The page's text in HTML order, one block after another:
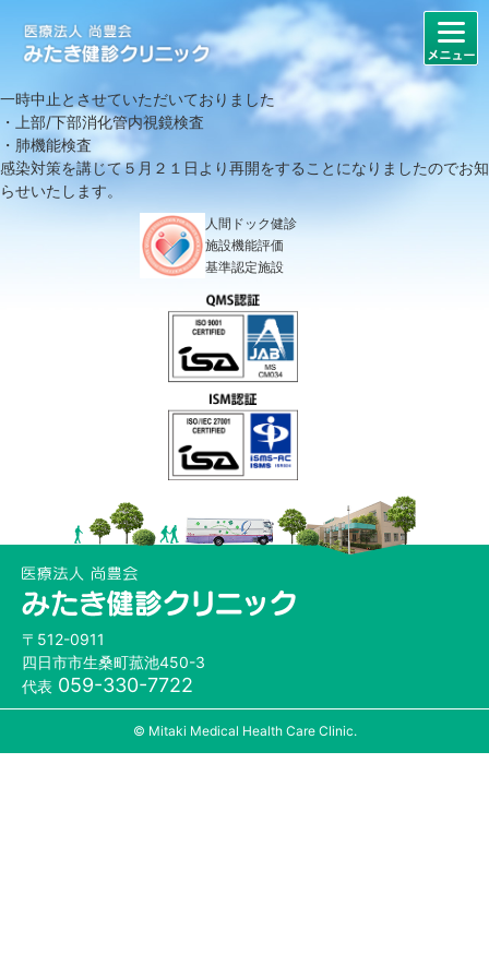
一時中止とさせていただいておりました
・上部/下部消化管内視鏡検査
・肺機能検査
感染対策を講じて５月２１日より再開をすることになりましたのでお知
らせいたします。
人間ドック健診
施設機能評価
基準認定施設
〒512-0911
四日市市生桑町菰池450-3
代表 059-330-7722
© Mitaki Medical Health Care Clinic.